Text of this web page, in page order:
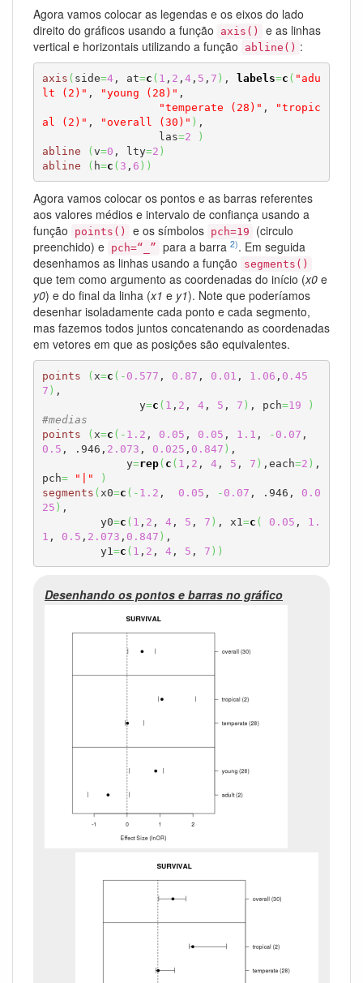
Agora vamos colocar as legendas e os eixos do lado
direito do gráficos usando a função
axis()
e as linhas
vertical e horizontais utilizando a função
abline() :
axis ( side=4, at=c ( 1 , 2 , 4, 5 , 7 ) , labels=c ( "adu
lt (2)" , "young (28)" ,
"temperate (28)" ,
"tropic
al (2)" , "overall (30)" ) ,
                  las
=2
)
abline
(v=0 , lty=2 )
abline
( h=c ( 3 , 6 ) )
Agora vamos colocar os pontos e as barras referentes
aos valores médios e intervalo de confiança usando a
função
points() e os símbolos pch=19
(circulo
preenchido) e pch=“_” para a barra 2). Em seguida
desenhamos as linhas usando a função
segments()
que tem como argumento as coordenadas do início (x0 e
y0) e do final da linha (x1 e y1). Note que poderíamos
desenhar isoladamente cada ponto e cada segmento,
mas fazemos todos juntos concatenando as coordenadas
em vetores em que as posições são equivalentes.
points ( x=c ( - 0.577 , 0.87 , 0.01 , 1.06 , 0.45
7 ) ,
               y
=c ( 1 , 2 , 4, 5 , 7 ) , pch=19
)
#medias
points
( x=c ( - 1.2 , 0.05 , 0.05 , 1.1 , - 0.07
0.5 , .946, 2.073 , 0.025 , 0.847 ) ,
             y
=rep( c ( 1 , 2 , 4, 5 , 7 ) ,each=2 ) ,
pch= "|"
)
segments ( x0=c ( - 1.2 , 0.05 , - 0.07 , .946, 0.0
25 ) ,
         y0
=c ( 1 , 2 , 4, 5 , 7 ) , x1 =c ( 0.05 , 1.
1 , 0.5 , 2.073 , 0.847 ) ,
         y1
=c ( 1 , 2 , 4, 5 , 7 ) )
Desenhando os pontos e barras no gráfico